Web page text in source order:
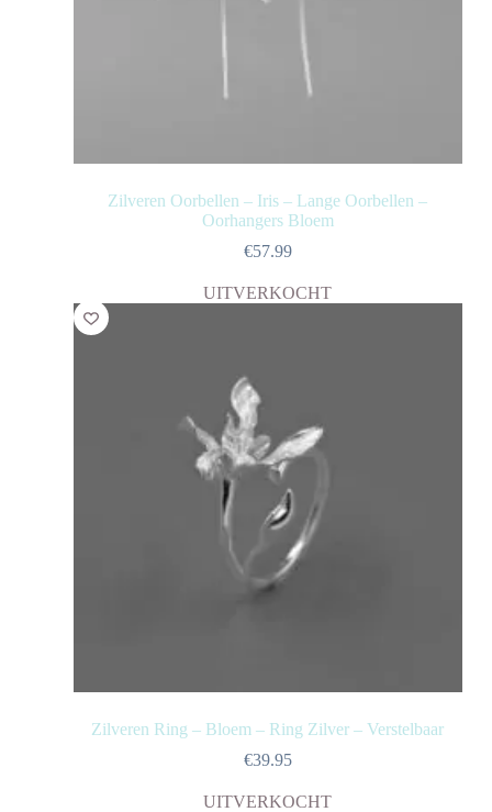
Zilveren Oorbellen – Iris – Lange Oorbellen –
Oorhangers Bloem
€57.99
UITVERKOCHT
Zilveren Ring – Bloem – Ring Zilver – Verstelbaar
€39.95
UITVERKOCHT